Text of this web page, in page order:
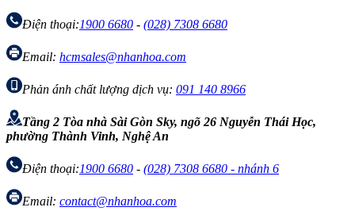
Điện thoại:1900 6680 - (028) 7308 6680
Email: hcmsales@nhanhoa.com
Phản ánh chất lượng dịch vụ: 091 140 8966
Tầng 2 Tòa nhà Sài Gòn Sky, ngõ 26 Nguyễn Thái Học,
phường Thành Vinh, Nghệ An
Điện thoại:1900 6680 - (028) 7308 6680 - nhánh 6
Email: contact@nhanhoa.com